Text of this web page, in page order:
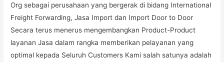
Org sebagai perusahaan yang bergerak di bidang International
Freight Forwarding, Jasa Import dan Import Door to Door
Secara terus menerus mengembangkan Product-Product
layanan Jasa dalam rangka memberikan pelayanan yang
optimal kepada Seluruh Customers Kami salah satunya adalah